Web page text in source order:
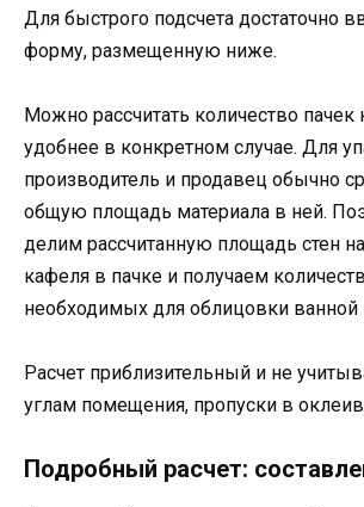
Для быстрого подсчета достаточно
форму, размещенную ниже.
Можно рассчитать количество пачек
удобнее в конкретном случае. Для
производитель и продавец обычно
общую площадь материала в ней.
делим рассчитанную площадь стен
кафеля в пачке и получаем
необходимых для облицовки ванной
Расчет приблизительный и не
углам помещения, пропуски в
Подробный расчет: